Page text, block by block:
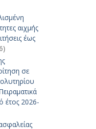
αιχμής
έως
σε
έτος 2026-